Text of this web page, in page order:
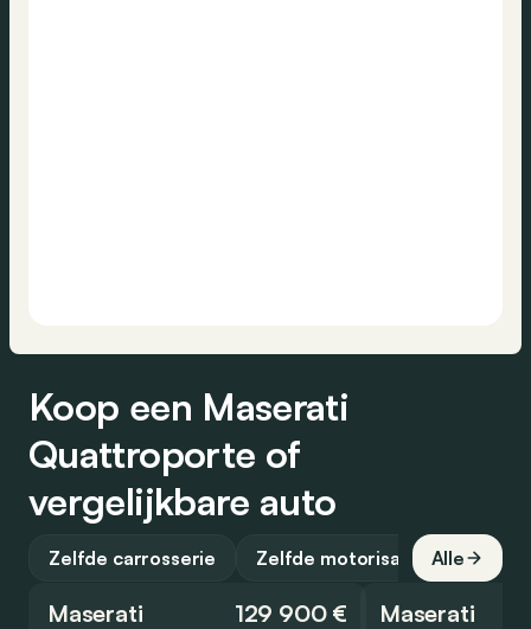
Koop een Maserati
Quattroporte of
vergelijkbare auto
Zelfde carrosserie Zelfde motorisatie Alle
Maserati
129 900 €
Maserati